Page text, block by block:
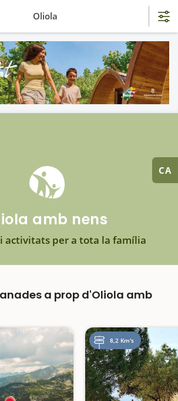
CA
amb nens
i activitats per a tota la família
a prop d'Oliola amb
8,2 Km's
Oliola